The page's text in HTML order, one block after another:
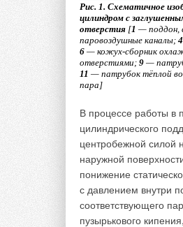
Рис. 1. Схематичное
цилиндром с
отверстия [1 — поддон,
паровоздушные каналы; 4
6 — кожух-сборник
отверстиями; 9 —
11 — патрубок тёплой
пара]
В процессе работы в
цилиндрического
центробежной силой
наружной
понижение
с давлением внутри
соответствующего
пузырькового